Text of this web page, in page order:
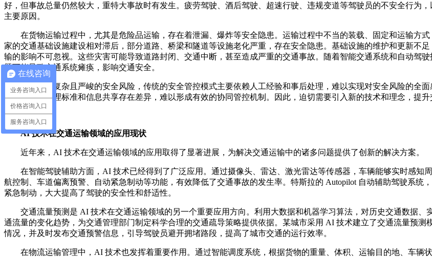
好，但事故总量仍然较大，重特大事故时有发生。疲劳驾驶、酒后驾驶、超速行驶、违规变道等驾驶员的不安全行为
主要原因。
在货物运输过程中，尤其是危险品运输，存在着泄漏、爆炸等安全隐患。运输过程中不当的装载、固定和运输方
家的交通基础设施建设相对滞后，部分道路、桥梁和隧道等设施老化严重，存在安全隐患。基础设施的维护和更新不
输的影响不可忽视。这些灾害可能导致道路封闭、交通中断，甚至造成严重的交通事故。随着智能交通系统和自动驾
题可能导致交通系统瘫痪，影响交通安全。
面对如此复杂且严峻的安全风险，传统的安全管控模式主要依赖人工经验和事后处理，难以实现对安全风险的全
之间的安全管理标准和信息共享存在差异，难以形成有效的协同管控机制。因此，迫切需要引入新的技术和理念，提升
AI 技术在交通运输领域的应用现状
近年来，AI 技术在交通运输领域的应用取得了显著进展，为解决交通运输中的诸多问题提供了创新的解决方案。
在智能驾驶辅助方面，AI 技术已经得到了广泛应用。通过摄像头、雷达、激光雷达等传感器，车辆能够实时感知
航控制、车道偏离预警、自动紧急制动等功能，有效降低了交通事故的发生率。特斯拉的 Autopilot 自动辅助驾驶系统
紧急制动，大大提高了驾驶的安全性和舒适性。
交通流量预测是 AI 技术在交通运输领域的另一个重要应用方向。利用大数据和机器学习算法，对历史交通数据
通流量的变化趋势，为交通管理部门制定科学合理的交通疏导策略提供依据。某城市采用 AI 技术建立了交通流量预
情况，并及时发布交通预警信息，引导驾驶员避开拥堵路段，提高了城市交通的运行效率。
在物流运输管理中，AI 技术也发挥着重要作用。通过智能调度系统，根据货物的重量、体积、运输目的地、车辆
在线咨询
业务咨询入口
价格咨询入口
服务咨询入口